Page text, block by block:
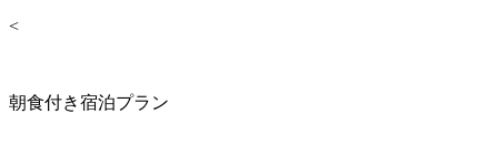
<
朝食付き宿泊プラン